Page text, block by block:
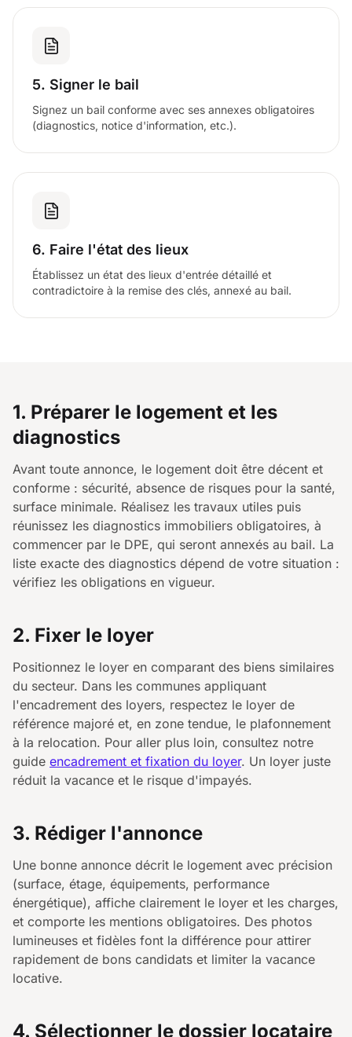
5. Signer le bail
Signez un bail conforme avec ses annexes obligatoires
(diagnostics, notice d'information, etc.).
6. Faire l'état des lieux
Établissez un état des lieux d'entrée détaillé et
contradictoire à la remise des clés, annexé au bail.
1. Préparer le logement et les
diagnostics
Avant toute annonce, le logement doit être décent et
conforme : sécurité, absence de risques pour la santé,
surface minimale. Réalisez les travaux utiles puis
réunissez les diagnostics immobiliers obligatoires, à
commencer par le DPE, qui seront annexés au bail. La
liste exacte des diagnostics dépend de votre situation :
vérifiez les obligations en vigueur.
2. Fixer le loyer
Positionnez le loyer en comparant des biens similaires
du secteur. Dans les communes appliquant
l'encadrement des loyers, respectez le loyer de
référence majoré et, en zone tendue, le plafonnement
à la relocation. Pour aller plus loin, consultez notre
guide encadrement et fixation du loyer. Un loyer juste
réduit la vacance et le risque d'impayés.
3. Rédiger l'annonce
Une bonne annonce décrit le logement avec précision
(surface, étage, équipements, performance
énergétique), affiche clairement le loyer et les charges,
et comporte les mentions obligatoires. Des photos
lumineuses et fidèles font la différence pour attirer
rapidement de bons candidats et limiter la vacance
locative.
4. Sélectionner le dossier locataire